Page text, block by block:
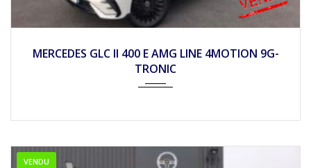
MERCEDES GLC II 400 E AMG LINE 4MOTION 9G-
TRONIC
VENDU